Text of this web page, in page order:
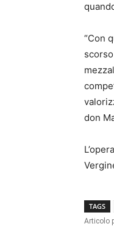
“Con
don
TAGS
Articolo